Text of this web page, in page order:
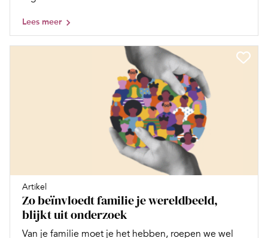
Lees meer
Artikel
Zo beïnvloedt familie je wereldbeeld,
blijkt uit onderzoek
Van je familie moet je het hebben, roepen we wel